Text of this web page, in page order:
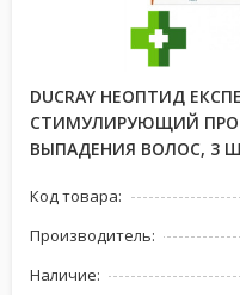
DUCRAY НЕОПТИД
СТИМУЛИРУЮЩИЙ
ВЫПАДЕНИЯ ВОЛОС, 3
Код товара:
Производитель:
Наличие: